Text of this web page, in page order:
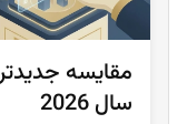
سال 2026